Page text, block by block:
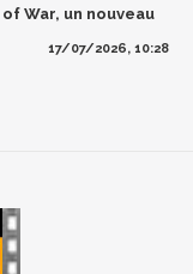
War, un nouveau
17/07/2026, 10:28